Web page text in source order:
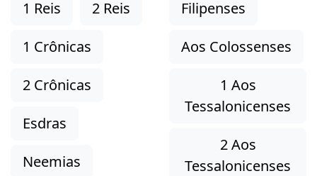
1 Reis
2 Reis
1 Crônicas
2 Crônicas
Esdras
Neemias
Filipenses
Aos Colossenses
1 Aos
Tessalonicenses
2 Aos
Tessalonicenses